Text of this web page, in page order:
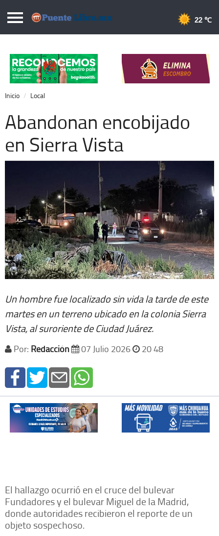
Puentelibre.mx
Local
Nacional
Opinión
Cronos
Economía
Espectáculos
22 ℃
Inicio Local
Abandonan encobijado
en Sierra Vista
Un hombre fue localizado sin vida la tarde de este
martes en un terreno ubicado en la colonia Sierra
Vista, al suroriente de Ciudad Juárez.
Por: Redacción 07 Julio 2026 20 48
El hallazgo ocurrió en el cruce del bulevar
Fundadores y el bulevar Miguel de la Madrid,
donde autoridades recibieron el reporte de un
objeto sospechoso.